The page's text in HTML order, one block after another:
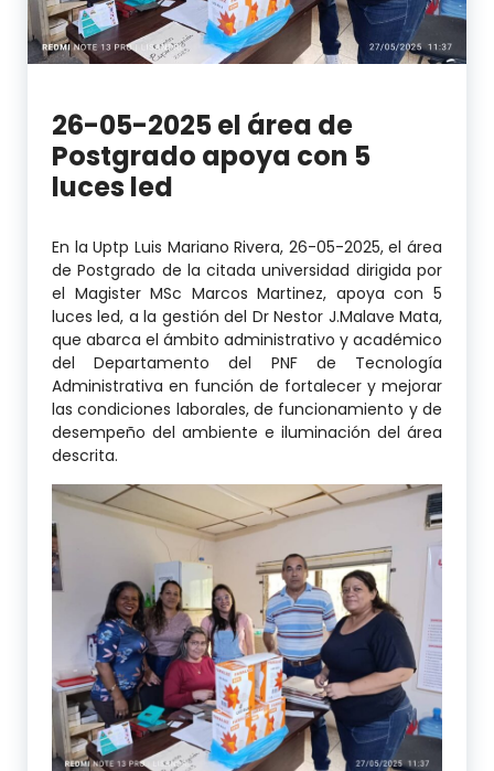
26-05-2025 el área de
Postgrado apoya con 5
luces led
En la Uptp Luis Mariano Rivera, 26-05-2025, el área
de Postgrado de la citada universidad dirigida por
el Magister MSc Marcos Martinez, apoya con 5
luces led, a la gestión del Dr Nestor J.Malave Mata,
que abarca el ámbito administrativo y académico
del Departamento del PNF de Tecnología
Administrativa en función de fortalecer y mejorar
las condiciones laborales, de funcionamiento y de
desempeño del ambiente e iluminación del área
descrita.